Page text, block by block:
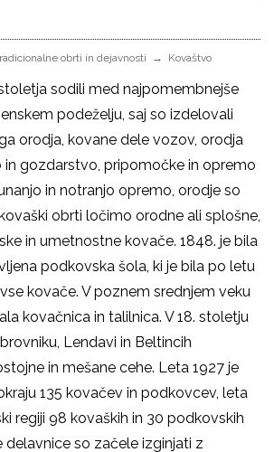
obrti in dejavnosti Kovaštvo
sodili med najpomembnejše
podeželju, saj so izdelovali
orodja, kovane dele vozov, orodja
in gozdarstvo, pripomočke in opremo
in notranjo opremo, orodje so
obrti ločimo orodne ali splošne,
in umetnostne kovače. 1848. je bila
podkovska šola, ki je bila po letu
kovače. V poznem srednjem veku
kovačnica in talilnica. V 18. stoletju
Lendavi in Beltincih
in mešane cehe. Leta 1927 je
135 kovačev in podkovcev, leta
regiji 98 kovaških in 30 podkovskih
delavnice so začele izginjati z